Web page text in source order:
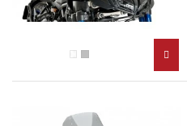
Przezroczysty (W)
Lekko przyciemniany (H)